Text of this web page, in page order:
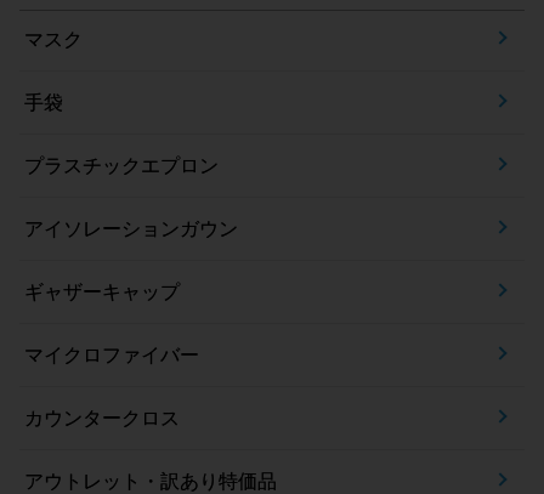
マスク
手袋
プラスチックエプロン
アイソレーションガウン
ギャザーキャップ
マイクロファイバー
カウンタークロス
アウトレット・訳あり特価品